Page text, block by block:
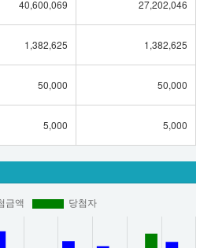
40,600,069 27,202,046
1,382,625 1,382,625
50,000 50,000
5,000 5,000